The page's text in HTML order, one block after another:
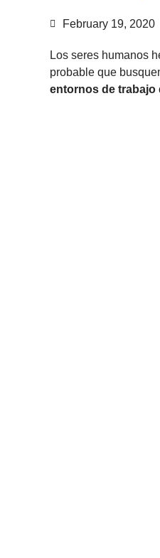
February 19, 2020
Los seres humanos
probable que
entornos de trabajo